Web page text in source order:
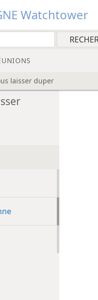
Watchtower
laisser duper